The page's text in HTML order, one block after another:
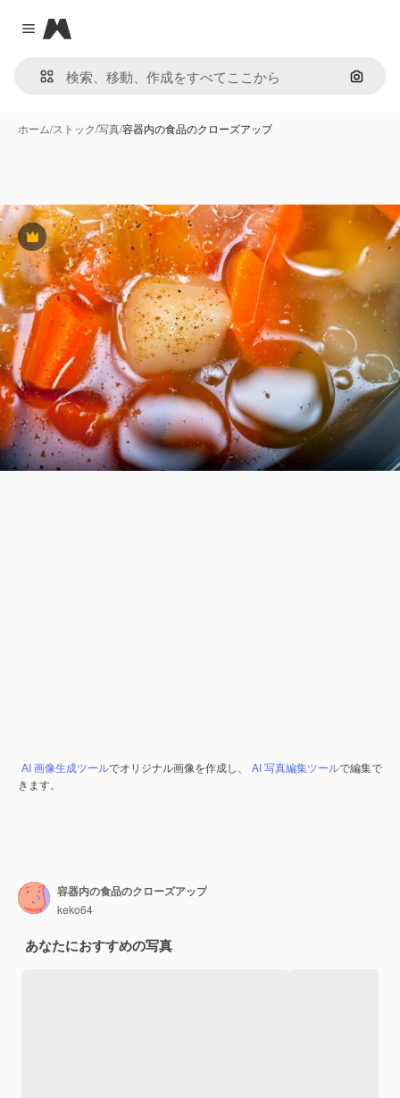
Close menu
Magnific
画像で
ホーム/ストック/写真/容器内の食品のクローズアップ
Premium
AI 画像生成ツールでオリジナル画像を作成し、 AI 写真編集ツールで編集で
きます。
容器内の食品のクローズアップ
keko64
あなたにおすすめの写真